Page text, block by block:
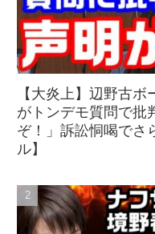
【大炎上】辺野古
がトンデモ質問で
ぞ！」訴訟恫喝でさ
ル】